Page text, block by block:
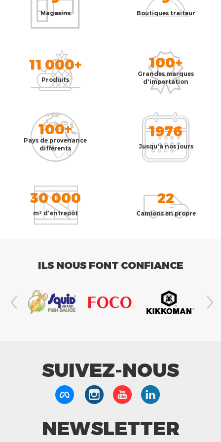
Magasins Boutiques traiteur
11 000+
Produits
100+
Grandes marques
d'importation
100+
Pays de provenance
différents
1976
Jusqu'à nos jours
30 000
m² d'entrepôt
22
Camions en propre
ILS NOUS FONT CONFIANCE
SUIVEZ-NOUS
NEWSLETTER